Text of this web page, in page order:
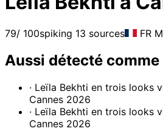
79/ 100spiking 13 sources FR
Aussi détecté comme
· Leïla Bekhti en trois looks
Cannes 2026
· Leïla Bekhti en trois looks
Cannes 2026